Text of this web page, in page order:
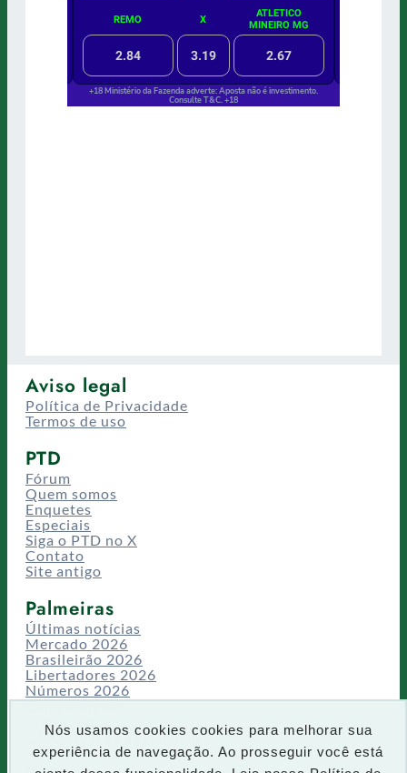
Nós usamos cookies cookies para melhorar sua
experiência de navegação. Ao prosseguir você está
Aviso legal
Política de Privacidade
Termos de uso
PTD
Fórum
Quem somos
Enquetes
Especiais
Siga o PTD no X
Contato
Site antigo
Palmeiras
Últimas notícias
Mercado 2026
Brasileirão 2026
Libertadores 2026
Números 2026
Campeonatos
CT/Centro de Excelência